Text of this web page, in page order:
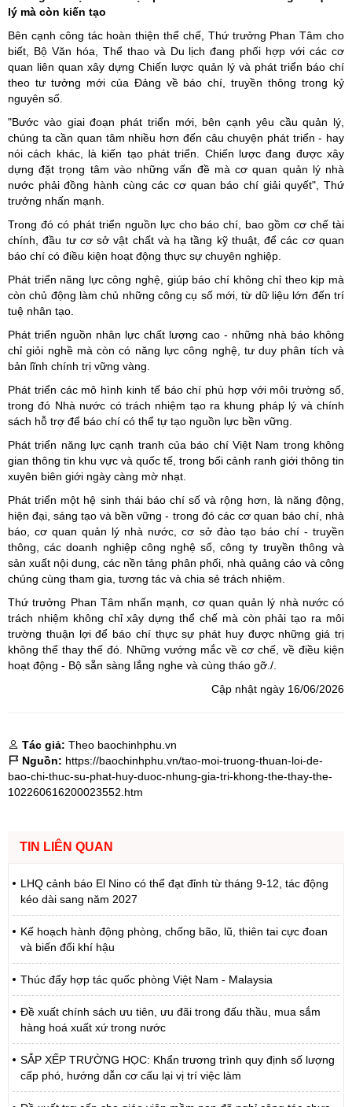
lý mà còn kiến tạo
Bên cạnh công tác hoàn thiện thể chế, Thứ trưởng Phan Tâm cho
biết, Bộ Văn hóa, Thể thao và Du lịch đang phối hợp với các cơ
quan liên quan xây dựng Chiến lược quản lý và phát triển báo chí
theo tư tưởng mới của Đảng về báo chí, truyền thông trong kỷ
nguyên số.
"Bước vào giai đoạn phát triển mới, bên cạnh yêu cầu quản lý,
chúng ta cần quan tâm nhiều hơn đến câu chuyện phát triển - hay
nói cách khác, là kiến tạo phát triển. Chiến lược đang được xây
dựng đặt trọng tâm vào những vấn đề mà cơ quan quản lý nhà
nước phải đồng hành cùng các cơ quan báo chí giải quyết", Thứ
trưởng nhấn mạnh.
Trong đó có phát triển nguồn lực cho báo chí,
bao gồm cơ chế tài
chính, đầu tư cơ sở vật chất và hạ tầng kỹ thuật, để các cơ quan
báo chí có điều kiện hoạt động thực sự chuyên nghiệp.
Phát triển năng lực công nghệ, giúp báo chí không chỉ theo kịp mà
còn chủ động làm chủ những công cụ số mới, từ dữ liệu lớn đến trí
tuệ nhân tạo.
Phát triển nguồn nhân lực chất lượng cao - những nhà báo không
chỉ giỏi nghề mà còn có năng lực công nghệ, tư duy phân tích và
bản lĩnh chính trị vững vàng.
Phát triển các mô hình kinh tế báo chí phù hợp với môi trường số,
trong đó Nhà nước có trách nhiệm tạo ra khung pháp lý và chính
sách hỗ trợ để báo chí có thể tự tạo nguồn lực bền vững.
Phát triển năng lực cạnh tranh của báo chí Việt Nam trong không
gian thông tin khu vực và quốc tế, trong bối cảnh ranh giới thông tin
xuyên biên giới ngày càng mờ nhạt.
Phát triển một hệ sinh thái báo chí số và rộng hơn, là năng động,
hiện đại, sáng tạo và bền vững - trong đó các cơ quan báo chí, nhà
báo, cơ quan quản lý nhà nước, cơ sở đào tạo báo chí - truyền
thông, các doanh nghiệp công nghệ số, công ty truyền thông và
sản xuất nội dung, các nền tảng phân phối, nhà quảng cáo và công
chúng cùng tham gia, tương tác và chia sẻ trách nhiệm.
Thứ trưởng Phan Tâm nhấn mạnh, cơ quan quản lý nhà nước có
trách nhiệm không chỉ xây dựng thể chế mà còn phải tạo ra môi
trường thuận lợi để báo chí thực sự phát huy được những giá trị
không thể thay thế đó. Những vướng mắc về cơ chế, về điều kiện
hoạt động - Bộ sẵn sàng lắng nghe và cùng tháo gỡ./.
Cập nhật ngày 16/06/2026
Tác giả: Theo baochinhphu.vn
Nguồn: https://baochinhphu.vn/tao-moi-truong-thuan-loi-de-
bao-chi-thuc-su-phat-huy-duoc-nhung-gia-tri-khong-the-thay-the-
102260616200023552.htm
TIN LIÊN QUAN
LHQ cảnh báo El Nino có thể đạt đỉnh từ tháng 9-12, tác động
kéo dài sang năm 2027
Kế hoạch hành động phòng, chống bão, lũ, thiên tai cực đoan
và biến đổi khí hậu
Thúc đẩy hợp tác quốc phòng Việt Nam - Malaysia
Đề xuất chính sách ưu tiên, ưu đãi trong đấu thầu, mua sắm
hàng hoá xuất xứ trong nước
SẮP XẾP TRƯỜNG HỌC: Khẩn trương trình quy định số lượng
cấp phó, hướng dẫn cơ cấu lại vị trí việc làm